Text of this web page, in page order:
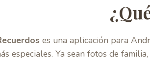
es una aplicación para
especiales. Ya sean fotos de